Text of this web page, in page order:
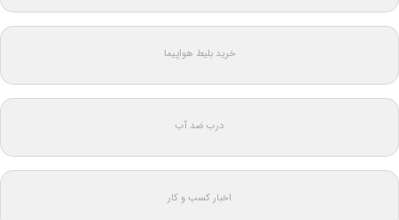
خرید بلیط هواپیما
درب ضد آب
اخبار کسب و کار